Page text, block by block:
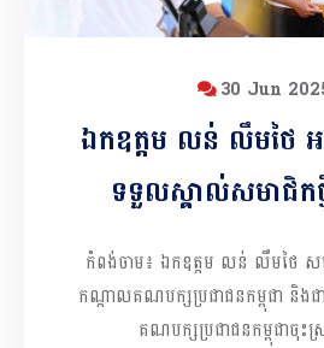
30 Jun
ឯកឧត្តម លន់ លឹមថៃ
ទទួលស្គាល់សមាជិក
នយោបាយផ្សេងៗចំនួន
សំពងជ័យ នៃស្រុក
កំពង់ចាម៖ ឯកឧត្តម លន់ លឹមថៃ សម
កណ្ដាលគណបក្សប្រជាជនកម្ពុជា និងជា
គណបក្សប្រជាជនកម្ពុជាចុះស្